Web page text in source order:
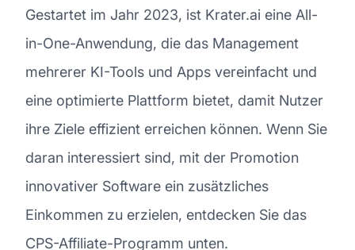
Gestartet im Jahr 2023, ist Krater.ai eine All-
in-One-Anwendung, die das Management
mehrerer KI-Tools und Apps vereinfacht und
eine optimierte Plattform bietet, damit Nutzer
ihre Ziele effizient erreichen können. Wenn Sie
daran interessiert sind, mit der Promotion
innovativer Software ein zusätzliches
Einkommen zu erzielen, entdecken Sie das
CPS-Affiliate-Programm unten.